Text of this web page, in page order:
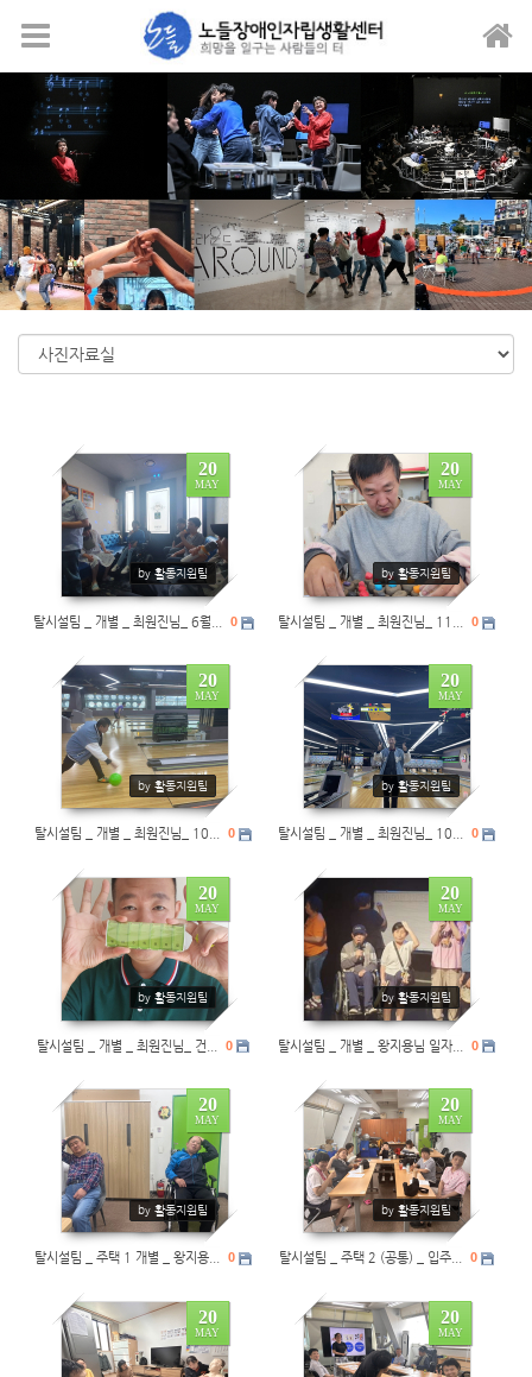
메뉴 건너뛰기
20
MAY
by 활동지원팀
0
탈시설팀 _ 개별 _ 최원진님_ 6월... 0
20
MAY
by 활동지원팀
0
탈시설팀 _ 개별 _ 최원진님_ 11... 0
20
MAY
by 활동지원팀
0
탈시설팀 _ 개별 _ 최원진님_ 10... 0
20
MAY
by 활동지원팀
0
탈시설팀 _ 개별 _ 최원진님_ 10... 0
20
MAY
by 활동지원팀
0
탈시설팀 _ 개별 _ 최원진님_ 건... 0
20
MAY
by 활동지원팀
0
탈시설팀 _ 개별 _ 왕지용님 일자... 0
20
MAY
by 활동지원팀
탈시설팀 _ 주택 1 개별 _ 왕지용... 0
20
MAY
by 활동지원팀
0
탈시설팀 _ 주택 2 (공통) _ 입주... 0
20
MAY
0
20
MAY
0